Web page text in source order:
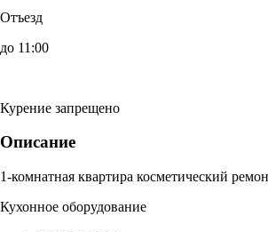
Отъезд
до 11:00
Курение запрещено
Описание
1-комнатная квартира косметический
Кухонное оборудование